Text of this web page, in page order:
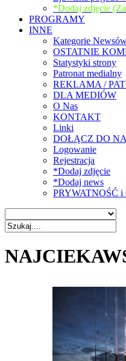
*Dodaj zdjęcie
PROGRAMY
INNE
Kategorie
OSTATNIE
Statystyki strony
Patronat medialny
REKLAMA /
DLA MEDIÓW
O Nas
KONTAKT
Linki
DOŁĄCZ DO
Logowanie
Rejestracja
*Dodaj zdjęcie
*Dodaj news
PRYWATNOŚĆ i